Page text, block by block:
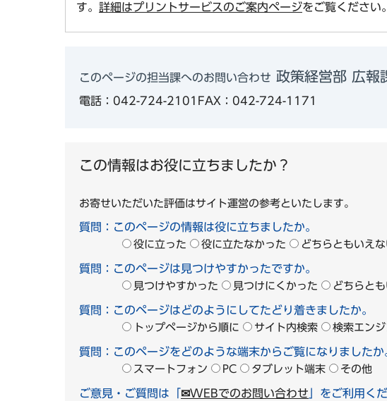
す。 詳細はプリントサービスのご案内ページをご覧ください。
このページの担当課へのお問い合わせ 政策経営部 広報
電話：042-724-2101 FAX：042-724-1171
この情報はお役に立ちましたか？
お寄せいただいた評価はサイト運営の参考といたします。
質問：このページの情報は役に立ちましたか。
役に立った 役に立たなかった どちらともいえな
質問：このページは見つけやすかったですか。
見つけやすかった 見つけにくかった どちらと
質問：このページはどのようにしてたどり着きましたか。
トップページから順に サイト内検索 検索エン
質問：このページをどのような端末からご覧になりましたか
スマートフォン PC タブレット端末 その他
ご意見・ご質問は「 ✉WEBでのお問い合わせ 」をご利用く